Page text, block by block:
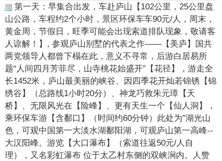
第一天：早集合出发，车赴庐山【102公里，25公里盘
山公路，车程约2个小时，景区环保车车90元/人，周末，
黄金周，节假日，旺季可能会出现索道排队现象，敬请客
人谅解！】, 参观庐山别墅的代表之作——【美庐】国共
两党领导人都曾下榻在此，意义不寻常，后游白居易所
题“人间四月芳菲尽，山寺桃花始盛开”【花径】，游走全
长1452米，庐山最美丽的峡谷、因四季花开灿若锦锈【锦
绣谷】（总路线1小时20分）、神龙巧救朱元璋【天
桥】、无限风光在【险峰】、更有天生一个【仙人洞】，
乘环保车游【含鄱口】（时间约60分钟）此处为”湖光山
色，可观中国第一大淡水湖鄱阳湖，可观庐山第一高峰--
大汉阳峰。游览【大口瀑布】（索道往返50元/人自
理），又名彩虹瀑布 位于太乙村东侧的双峡涧内。人赞